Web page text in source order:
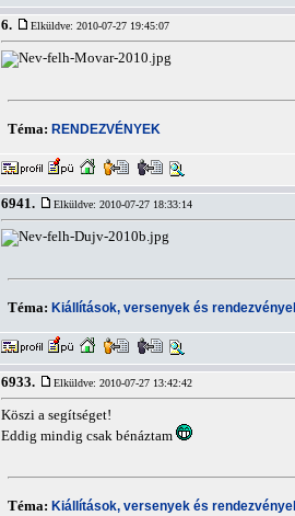
6. Elküldve: 2010-07-27 19:45:07
Téma: RENDEZVÉNYEK
6941. Elküldve: 2010-07-27 18:33:14
Téma: Kiállítások, versenyek és
6933. Elküldve: 2010-07-27 13:42:42
Köszi a segítséget!
Eddig mindig csak bénáztam
Téma: Kiállítások, versenyek és